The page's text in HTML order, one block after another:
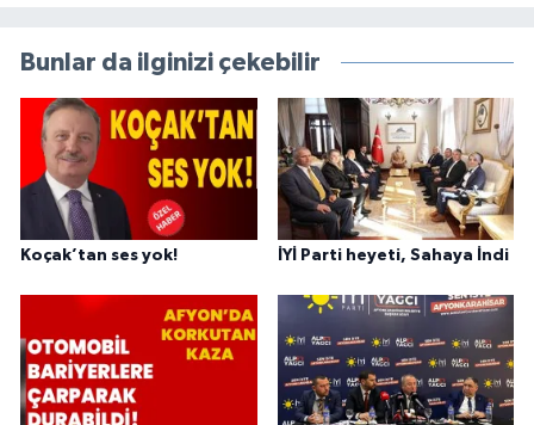
Bunlar da ilginizi çekebilir
Koçak’tan ses yok! İYİ Parti heyeti, Sahaya İndi